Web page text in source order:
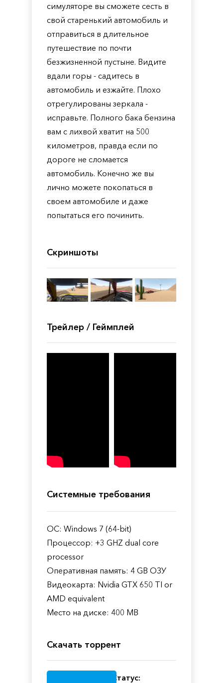
симуляторе вы сможете сесть в
свой старенький автомобиль и
отправиться в длительное
путешествие по почти
безжизненной пустыне. Видите
вдали горы - садитесь в
автомобиль и езжайте. Плохо
отрегулированы зеркала -
исправьте. Полного бака бензина
вам с лихвой хватит на 500
километров, правда если по
дороге не сломается
автомобиль. Конечно же вы
лично можете покопаться в
своем автомобиле и даже
попытаться его починить.
Скриншоты
Трейлер / Геймплей
Системные требования
ОС: Windows 7 (64-bit)
Процессор: +3 GHZ dual core
processor
Оперативная память: 4 GB ОЗУ
Видеокарта: Nvidia GTX 650 TI or
AMD equivalent
Место на диске: 400 MB
Скачать торрент
Статус: